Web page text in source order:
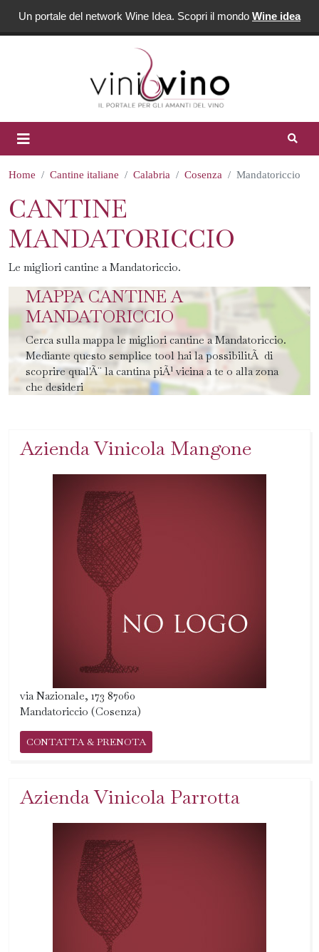
Un portale del network Wine Idea. Scopri il mondo Wine idea
Home Cantine italiane Calabria Cosenza Mandatoriccio
CANTINE
MANDATORICCIO
Le migliori cantine a Mandatoriccio.
MAPPA CANTINE A
MANDATORICCIO
Cerca sulla mappa le migliori cantine a Mandatoriccio.
Mediante questo semplice tool hai la possibilitÃ di
scoprire qual'Ã¨ la cantina piÃ¹ vicina a te o alla zona
che desideri
Azienda Vinicola Mangone
via Nazionale, 173 87060
Mandatoriccio (Cosenza)
CONTATTA & PRENOTA
Azienda Vinicola Parrotta